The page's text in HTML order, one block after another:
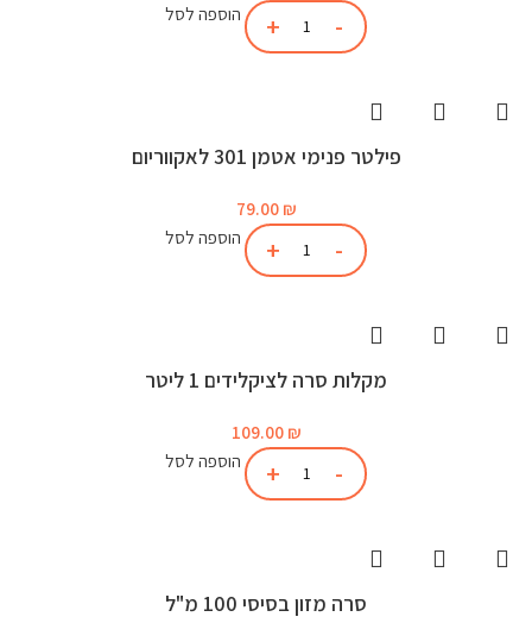
הוספה לסל
פילטר פנימי אטמן 301 לאקווריום
79.00 ₪
הוספה לסל
מקלות סרה לציקלידים 1 ליטר
109.00 ₪
הוספה לסל
סרה מזון בסיסי 100 מ"ל